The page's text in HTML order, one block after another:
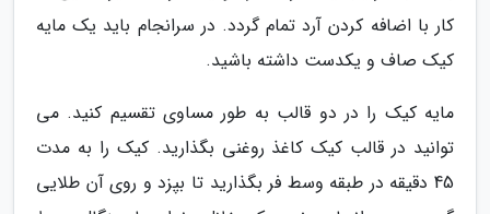
کار با اضافه کردن آرد تمام گردد. در سرانجام باید یک مایه
کیک صاف و یکدست داشته باشید.
مایه کیک را در دو قالب به طور مساوی تقسیم کنید. می
توانید در قالب کیک کاغذ روغنی بگذارید. کیک را به مدت
45 دقیقه در طبقه وسط فر بگذارید تا بپزد و روی آن طلایی